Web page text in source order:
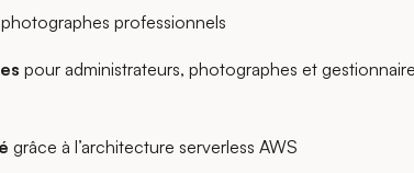
professionnels
pour administrateurs, photographes et
grâce à l’architecture serverless AWS